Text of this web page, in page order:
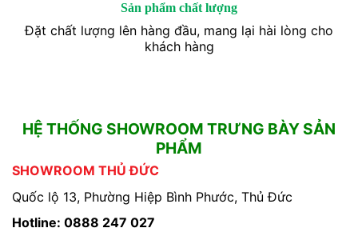
Sản phẩm chất lượng
Đặt chất lượng lên hàng đầu, mang lại hài lòng cho
khách hàng
HỆ THỐNG SHOWROOM TRƯNG BÀY SẢN
PHẨM
SHOWROOM THỦ ĐỨC
Quốc lộ 13, Phường Hiệp Bình Phước, Thủ Đức
Hotline: 0888 247 027